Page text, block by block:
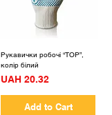
Рукавички робочі “TOP”,
колір білий
Price
UAH 20.32
Add to Cart